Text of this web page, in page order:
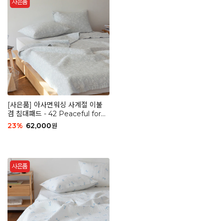
[사은품] 아사면워싱 사계절 이불
겸 침대패드 - 42 Peaceful fores
t
23% 62,000원